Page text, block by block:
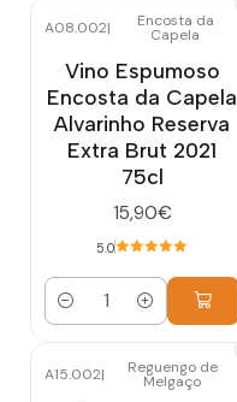
A08.002| Encosta da
Capela
Vino Espumoso
Encosta da Capela
Alvarinho Reserva
Extra Brut 2021
75cl
15,90€
5.0
Cantidad
Agotado
A15.002| Reguengo de
Melgaço